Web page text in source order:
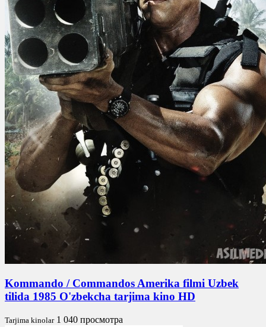
Kommando / Commandos Amerika filmi Uzbek
tilida 1985 O'zbekcha tarjima kino HD
Tarjima kinolar 1 040 просмотра